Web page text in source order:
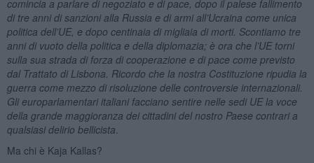
comincia a parlare di negoziato e di pace, dopo il palese fallimento
di tre anni di sanzioni alla Russia e di armi all’Ucraina come unica
politica dell’UE, e dopo centinaia di migliaia di morti. Scontiamo tre
anni di vuoto della politica e della diplomazia; è ora che l’UE torni
sulla sua strada di forza di cooperazione e di pace come previsto
dal Trattato di Lisbona. Ricordo che la nostra Costituzione ripudia la
guerra come mezzo di risoluzione delle controversie internazionali.
Gli europarlamentari italiani facciano sentire nelle sedi UE la voce
della grande maggioranza dei cittadini del nostro Paese contrari a
qualsiasi delirio bellicista
Ma chi è Kaja Kallas?